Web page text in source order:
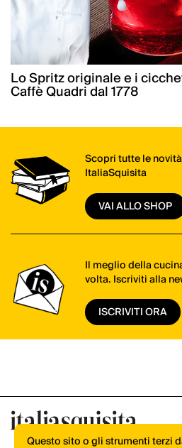
Lo Spritz originale e i
Caffè Quadri dal 1778
Scopri tutte le
ItaliaSquisita
VAI ALLO SHOP
Il meglio della
volta. Iscriviti alla
ISCRIVITI ORA
Questo sito o gli strumenti terzi